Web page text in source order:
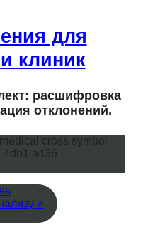
для
клиник
расшифровка
отклонений.